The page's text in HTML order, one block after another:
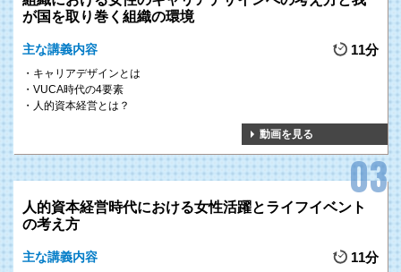
が国を取り巻く組織の環境
主な講義内容 11分
キャリアデザインとは
VUCA時代の4要素
人的資本経営とは？
動画を見る
人的資本経営時代における女性活躍とライフイベント
の考え方
主な講義内容 11分